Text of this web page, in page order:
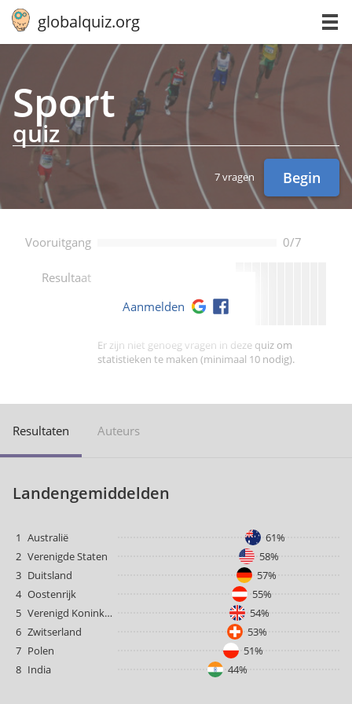
globalquiz.org
Sport
quiz
7 vragen Begin
Vooruitgang 0/7
Resultaat --
Er zijn niet genoeg vragen in deze quiz om
statistieken te maken (minimaal 10 nodig).
Aanmelden
Resultaten Auteurs
Landengemiddelden
1 Australië
61%
2 Verenigde Staten
58%
3 Duitsland
57%
4 Oostenrijk
55%
5
Verenigd Koninkrijk
54%
6 Zwitserland
53%
7 Polen
51%
8 India 44%